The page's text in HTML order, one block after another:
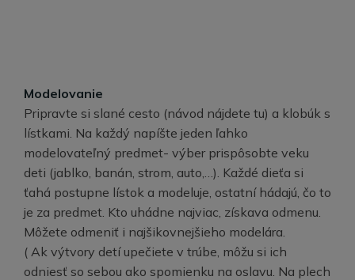
Modelovanie
Pripravte si slané cesto (návod nájdete tu) a klobúk s
lístkami. Na každý napíšte jeden ľahko
modelovateľný predmet- výber prispôsobte veku
deti (jablko, banán, strom, auto,…). Každé dieťa si
ťahá postupne lístok a modeluje, ostatní hádajú, čo to
je za predmet. Kto uhádne najviac, získava odmenu.
Môžete odmeniť i najšikovnejšieho modelára.
( Ak výtvory detí upečiete v trúbe, môžu si ich
odniesť so sebou ako spomienku na oslavu. Na plech